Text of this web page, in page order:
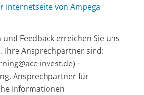
Internetseite von Ampega
und Feedback erreichen Sie uns
Ihre Ansprechpartner sind:
invest.de) –
Ansprechpartner für
Informationen